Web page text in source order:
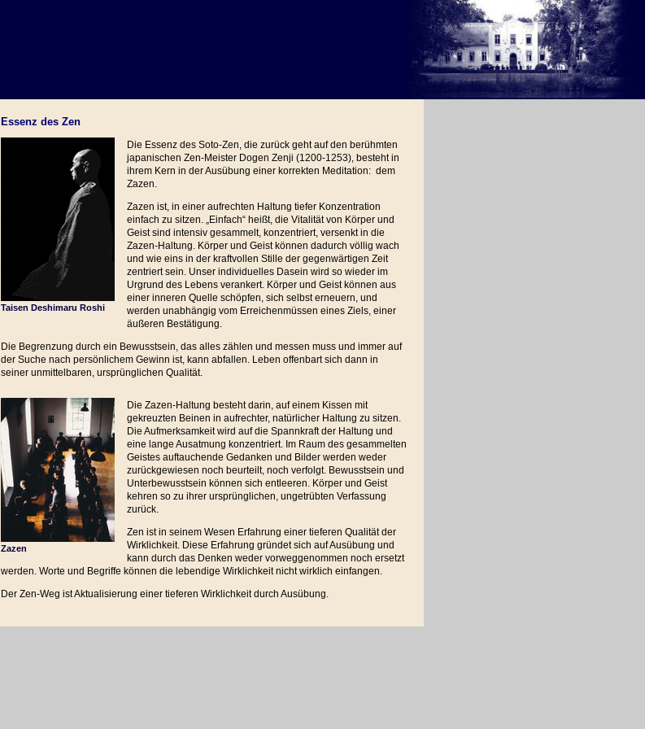
Essenz des Zen
Taisen Deshimaru Roshi
Die Essenz des Soto-Zen, die zurück geht auf den berühmten
japanischen Zen-Meister Dogen Zenji (1200-1253), besteht in
ihrem Kern in der Ausübung einer korrekten Meditation: dem
Zazen.
Zazen ist, in einer aufrechten Haltung tiefer Konzentration
einfach zu sitzen. „Einfach“ heißt, die Vitalität von Körper und
Geist sind intensiv gesammelt, konzentriert, versenkt in die
Zazen-Haltung. Körper und Geist können dadurch völlig wach
und wie eins in der kraftvollen Stille der gegenwärtigen Zeit
zentriert sein. Unser individuelles Dasein wird so wieder im
Urgrund des Lebens verankert. Körper und Geist können aus
einer inneren Quelle schöpfen, sich selbst erneuern, und
werden unabhängig vom Erreichenmüssen eines Ziels, einer
äußeren Bestätigung.
Die Begrenzung durch ein Bewusstsein, das alles zählen und messen muss und immer auf
der Suche nach persönlichem Gewinn ist, kann abfallen. Leben offenbart sich dann in
seiner unmittelbaren, ursprünglichen Qualität.
Zazen
Die Zazen-Haltung besteht darin, auf einem Kissen mit
gekreuzten Beinen in aufrechter, natürlicher Haltung zu sitzen.
Die Aufmerksamkeit wird auf die Spannkraft der Haltung und
eine lange Ausatmung konzentriert. Im Raum des gesammelten
Geistes auftauchende Gedanken und Bilder werden weder
zurückgewiesen noch beurteilt, noch verfolgt. Bewusstsein und
Unterbewusstsein können sich entleeren. Körper und Geist
kehren so zu ihrer ursprünglichen, ungetrübten Verfassung
zurück.
Zen ist in seinem Wesen Erfahrung einer tieferen Qualität der
Wirklichkeit. Diese Erfahrung gründet sich auf Ausübung und
kann durch das Denken weder vorweggenommen noch ersetzt
werden. Worte und Begriffe können die lebendige Wirklichkeit nicht wirklich einfangen.
Der Zen-Weg ist Aktualisierung einer tieferen Wirklichkeit durch Ausübung.